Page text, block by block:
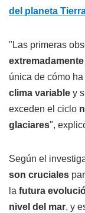
del planeta
"Las primeras
única de cómo ha
clima variable y
exceden el ciclo
glaciares",
Según el
son cruciales
la futura
nivel del mar, y